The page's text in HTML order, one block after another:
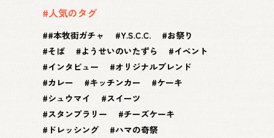
#人気のタグ
#本牧街ガチャ Y.S.C.C.
お祭り
そば
ようせいのいたずら
イベント
インタビュー
オリジナルブレンド
カレー
キッチンカー
ケーキ
シュウマイ
スイーツ
スタンプラリー
チーズケーキ
ドレッシング
ハマの奇祭